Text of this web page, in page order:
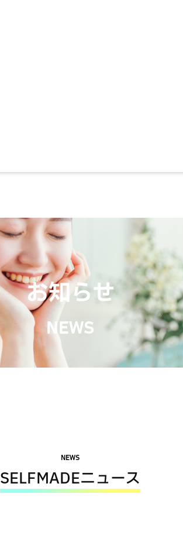
お知らせ
NEWS
NEWS
SELFMADEニュース